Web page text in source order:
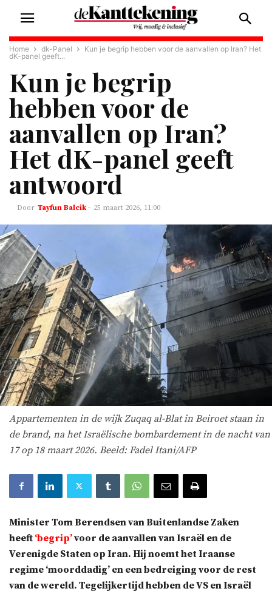
Home dk-Panel
Kun je begrip hebben voor de aanvallen op Iran? Het
dK-panel geeft...
Kun je begrip
hebben voor de
aanvallen op Iran?
Het dK-panel geeft
antwoord
Tayfun Balcik - 25 maart 2026, 11:00
Appartementen in de wijk Zuqaq al-Blat in Beiroet staan in
de brand, na het Israëlische bombardement in de nacht van
17 op 18 maart 2026. Beeld: Fadel Itani/AFP
Minister Tom Berendsen van Buitenlandse Zaken
heeft ‘begrip’voor de aanvallen van Israël en de
Verenigde Staten op Iran. Hij noemt het Iraanse
regime ‘moorddadig’ en een bedreiging voor de rest
van de wereld. Tegelijkertijd hebben de VS en Israël